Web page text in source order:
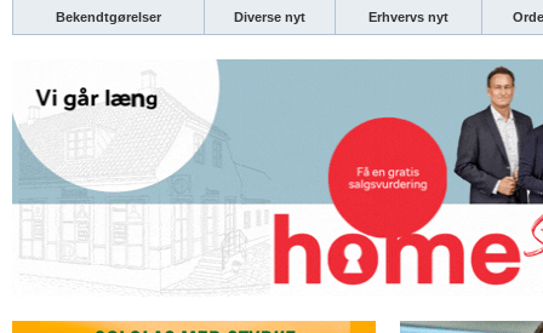
Bekendtgørelser Diverse nyt Erhvervs nyt